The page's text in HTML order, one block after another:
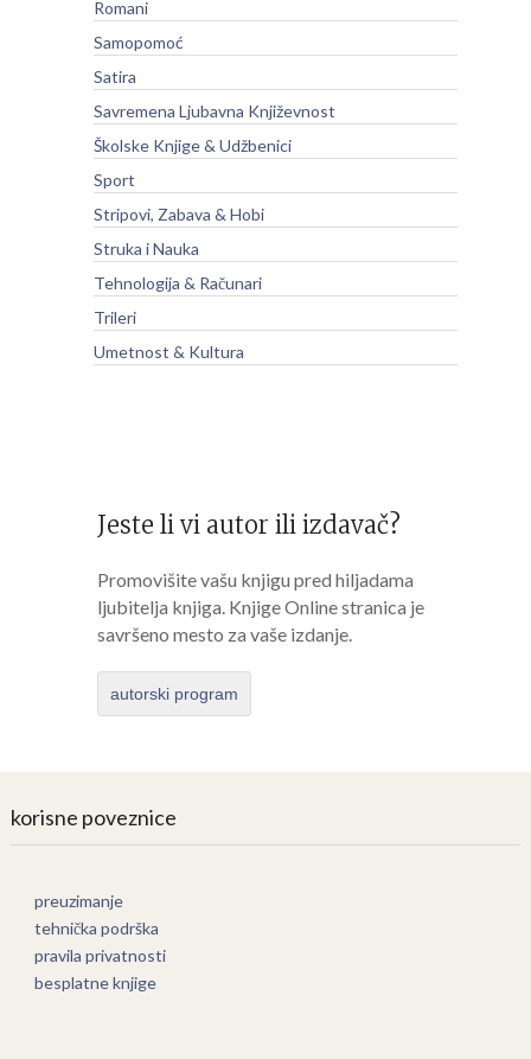
Romani
Samopomoć
Satira
Savremena Ljubavna Književnost
Školske Knjige & Udžbenici
Sport
Stripovi, Zabava & Hobi
Struka i Nauka
Tehnologija & Računari
Trileri
Umetnost & Kultura
Jeste li vi autor ili izdavač?
Promovišite vašu knjigu pred hiljadama
ljubitelja knjiga. Knjige Online stranica je
savršeno mesto za vaše izdanje.
autorski program
korisne poveznice
preuzimanje
tehnička podrška
pravila privatnosti
besplatne knjige